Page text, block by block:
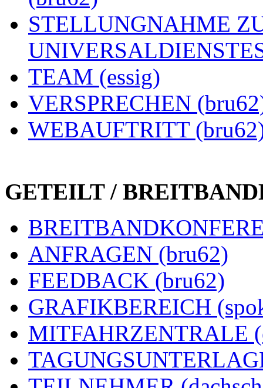
STELLUNGNAHME
TEAM (essig)
VERSPRECHEN
WEBAUFTRITT
GETEILT /
ANFRAGEN (bru62)
FEEDBACK (bru62)
GRAFIKBEREICH
MITFAHRZENTRALE